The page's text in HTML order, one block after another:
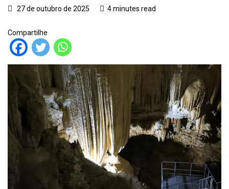
27 de outubro de 2025 4 minutes read
Compartilhe